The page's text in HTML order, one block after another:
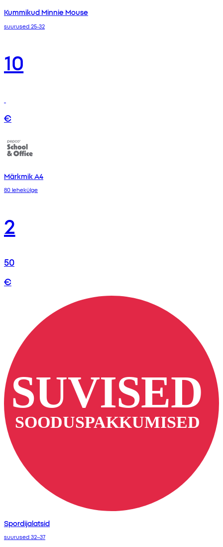
Kummikud Minnie Mouse
suurused 25-32
10
€
Märkmik A4
80 lehekülge
2
50
€
Spordijalatsid
suurused 32–37